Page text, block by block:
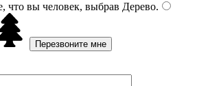
что вы человек, выбрав Дерево.